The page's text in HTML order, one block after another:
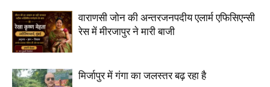
वाराणसी जोन की अन्तरजनपदीय एलार्म एफिसिएन्सी
रेस में मीरजापुर ने मारी बाजी
मिर्जापुर में गंगा का जलस्तर बढ़ रहा है